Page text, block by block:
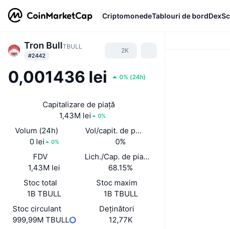
CriptomonedeTablouri de bord
Tron BullTBULL
#2442
2K
0,001436 lei 0% (24h)
Capitalizare de piață
1,43M lei
0%
Volum (24h)
0 lei
0%
Vol/capit. de piață (24 h)
0%
FDV
1,43M lei
Lich./Cap. de piață
68.15%
Stoc total
1B TBULL
Stoc maxim
1B TBULL
Stoc circulant
999,99M TBULL
Deținători
12,77K